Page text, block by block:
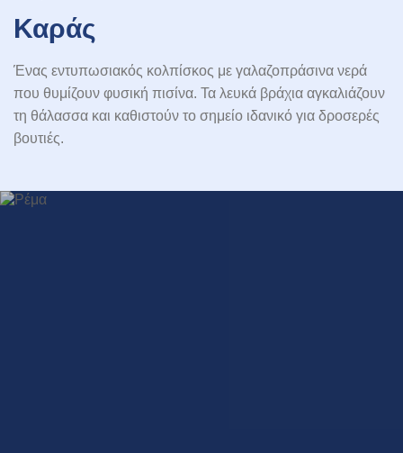
Καράς
Ένας εντυπωσιακός κολπίσκος με γαλαζοπράσινα νερά
που θυμίζουν φυσική πισίνα. Τα λευκά βράχια αγκαλιάζουν
τη θάλασσα και καθιστούν το σημείο ιδανικό για δροσερές
βουτιές.